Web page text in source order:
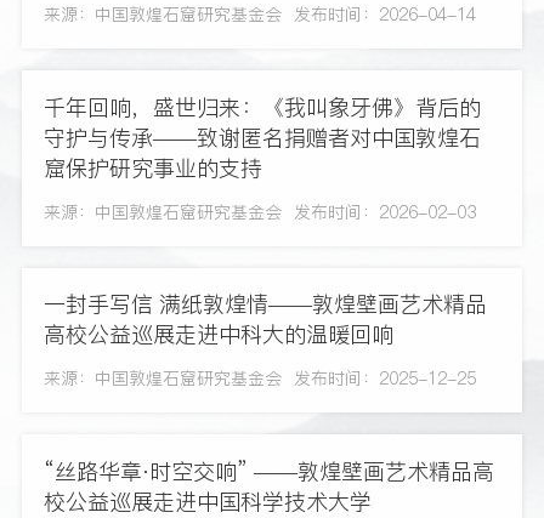
来源：中国敦煌石窟研究基金会 发布时间：2026-04-14
千年回响，盛世归来：《我叫象牙佛》背后的
守护与传承——致谢匿名捐赠者对中国敦煌石
窟保护研究事业的支持
来源：中国敦煌石窟研究基金会 发布时间：2026-02-03
一封手写信 满纸敦煌情——敦煌壁画艺术精品
高校公益巡展走进中科大的温暖回响
来源：中国敦煌石窟研究基金会 发布时间：2025-12-25
“丝路华章·时空交响” ——敦煌壁画艺术精品高
校公益巡展走进中国科学技术大学